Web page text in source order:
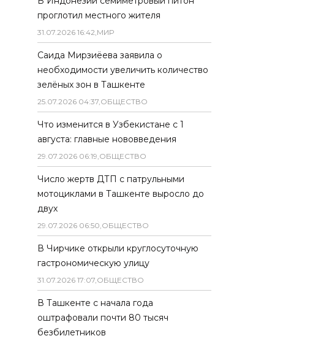
проглотил местного жителя
31.07.2026 16:42,МИР
Саида Мирзиёева заявила о
необходимости увеличить количество
зелёных зон в Ташкенте
25.07.2026 04:37,ОБЩЕСТВО
Что изменится в Узбекистане с 1
августа: главные нововведения
29.07.2026 06:19,ОБЩЕСТВО
Число жертв ДТП с патрульными
мотоциклами в Ташкенте выросло до
двух
29.07.2026 06:50,ОБЩЕСТВО
В Чирчике открыли круглосуточную
гастрономическую улицу
31.07.2026 17:07,ОБЩЕСТВО
В Ташкенте с начала года
оштрафовали почти 80 тысяч
безбилетников